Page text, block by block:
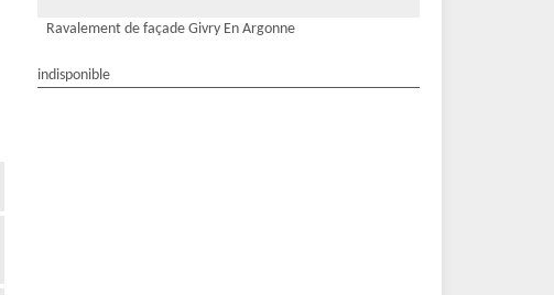
Ravalement de façade Givry En Argonne
indisponible